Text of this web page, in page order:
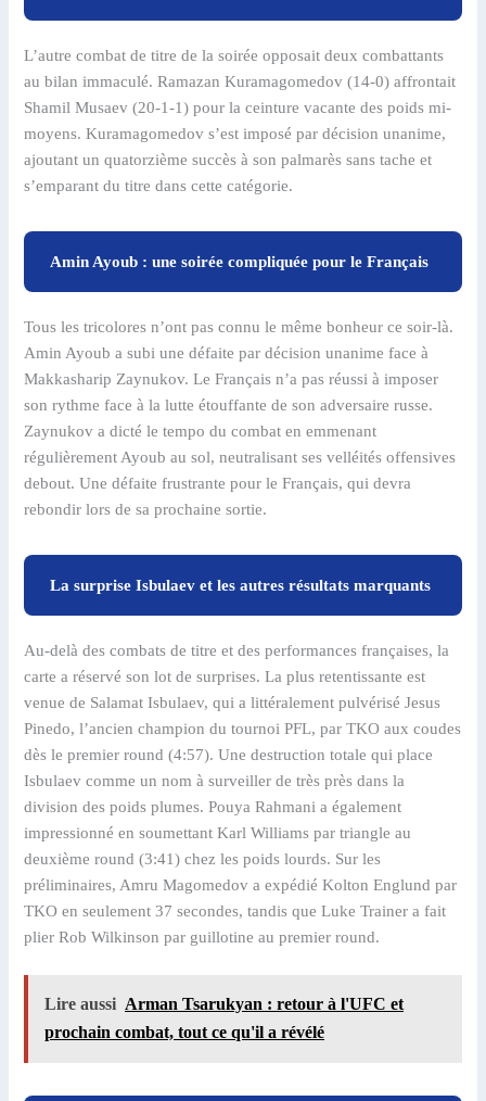
L’autre combat de titre de la soirée opposait deux combattants
au bilan immaculé. Ramazan Kuramagomedov (14-0) affrontait
Shamil Musaev (20-1-1) pour la ceinture vacante des poids mi-
moyens. Kuramagomedov s’est imposé par décision unanime,
ajoutant un quatorzième succès à son palmarès sans tache et
s’emparant du titre dans cette catégorie.
Amin Ayoub : une soirée compliquée pour le Français
Tous les tricolores n’ont pas connu le même bonheur ce soir-là.
Amin Ayoub a subi une défaite par décision unanime face à
Makkasharip Zaynukov. Le Français n’a pas réussi à imposer
son rythme face à la lutte étouffante de son adversaire russe.
Zaynukov a dicté le tempo du combat en emmenant
régulièrement Ayoub au sol, neutralisant ses velléités offensives
debout. Une défaite frustrante pour le Français, qui devra
rebondir lors de sa prochaine sortie.
La surprise Isbulaev et les autres résultats marquants
Au-delà des combats de titre et des performances françaises, la
carte a réservé son lot de surprises. La plus retentissante est
venue de Salamat Isbulaev, qui a littéralement pulvérisé Jesus
Pinedo, l’ancien champion du tournoi PFL, par TKO aux coudes
dès le premier round (4:57). Une destruction totale qui place
Isbulaev comme un nom à surveiller de très près dans la
division des poids plumes. Pouya Rahmani a également
impressionné en soumettant Karl Williams par triangle au
deuxième round (3:41) chez les poids lourds. Sur les
préliminaires, Amru Magomedov a expédié Kolton Englund par
TKO en seulement 37 secondes, tandis que Luke Trainer a fait
plier Rob Wilkinson par guillotine au premier round.
Lire aussi Arman Tsarukyan : retour à l'UFC et
prochain combat, tout ce qu'il a révélé